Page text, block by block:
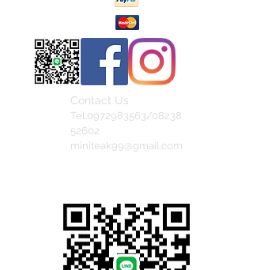
Contact Us
Tel.0972983563/08238
52602
miniteak99@gmail.com